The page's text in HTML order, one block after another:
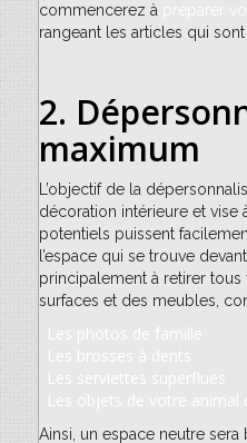
commencerez à
rangeant les articles qui
2.
maximum
L’objectif de la
décoration intérieure et vise
potentiels puissent
l’espace qui se trouve
principalement à retirer
surfaces et des meubles,
Ainsi, un espace neutre